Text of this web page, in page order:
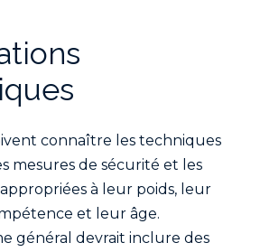
connaître les techniques
mesures de sécurité et les
à leur poids, leur
et leur âge.
général devrait inclure des